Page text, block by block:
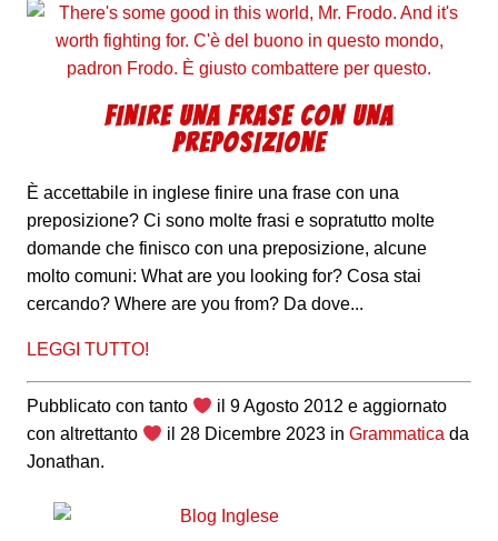
FINIRE UNA FRASE CON UNA
PREPOSIZIONE
È accettabile in inglese finire una frase con una
preposizione? Ci sono molte frasi e sopratutto molte
domande che finisco con una preposizione, alcune
molto comuni: What are you looking for? Cosa stai
cercando? Where are you from? Da dove...
LEGGI TUTTO!
Pubblicato con tanto il9 Agosto 2012 e aggiornato
con altrettanto
il 28 Dicembre 2023 inGrammatica da
Jonathan.